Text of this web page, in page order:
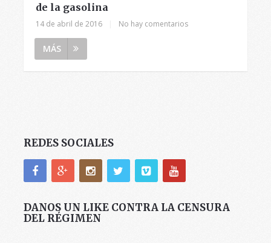
de la gasolina
14 de abril de 2016 No hay comentarios
MÁS
REDES SOCIALES
DANOS UN LIKE CONTRA LA CENSURA
DEL RÉGIMEN